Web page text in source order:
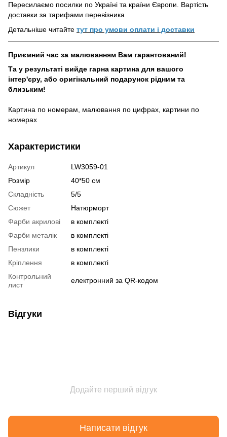
Пересилаємо посилки по Україні та країни Європи. Вартість
доставки за тарифами перевізника
Детальніше читайте тут про умови оплати і доставки
Приємний час за малюванням Вам гарантований!
Та у результаті вийде гарна картина для вашого
інтер'єру, або оригінальний подарунок рідним та
близьким!
Картина по номерам, малювання по цифрах, картини по
номерах
Характеристики
Артикул
LW3059-01
Розмір
40*50 см
Складність
5/5
Сюжет
Натюрморт
Фарби акрилові
в комплекті
Фарби металік
в комплекті
Пензлики
в комплекті
Кріплення
в комплекті
Контрольний
лист
електронний за QR-кодом
Відгуки
Додайте перший відгук
Написати відгук